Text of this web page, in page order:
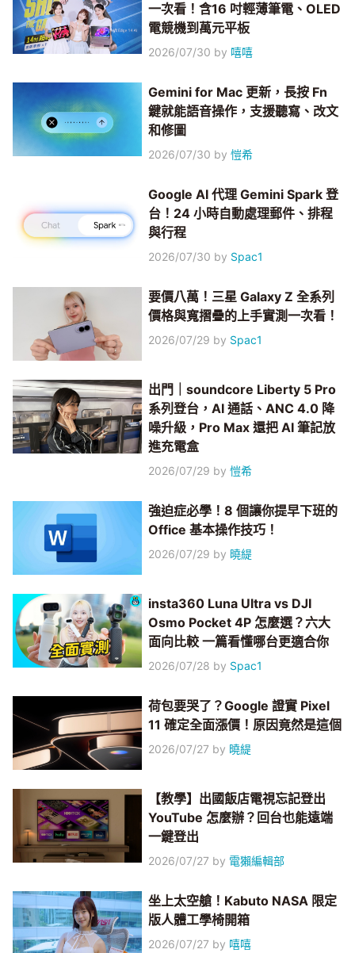
一次看！含16 吋輕薄筆電、OLED
電競機到萬元平板
2026/07/30 by 嘻嘻
Gemini for Mac 更新，長按 Fn
鍵就能語音操作，支援聽寫、改文
和修圖
2026/07/30 by愷希
Google AI 代理 Gemini Spark 登
台！24 小時自動處理郵件、排程
與行程
2026/07/30 by Spac1
要價八萬！三星 Galaxy Z 全系列
價格與寬摺疊的上手實測一次看！
2026/07/29 by Spac1
出門｜soundcore Liberty 5 Pro
系列登台，AI 通話、ANC 4.0 降
噪升級，Pro Max 還把 AI 筆記放
進充電盒
2026/07/29 by愷希
強迫症必學！8 個讓你提早下班的
Office 基本操作技巧！
2026/07/29 by 曉緹
insta360 Luna Ultra vs DJI
Osmo Pocket 4P 怎麼選？六大
面向比較 一篇看懂哪台更適合你
2026/07/28 by Spac1
荷包要哭了？Google 證實 Pixel
11 確定全面漲價！原因竟然是這個
2026/07/27 by 曉緹
【教學】出國飯店電視忘記登出
YouTube 怎麼辦？回台也能遠端
一鍵登出
2026/07/27 by 電獺編輯部
坐上太空艙！Kabuto NASA 限定
版人體工學椅開箱
2026/07/27 by 嘻嘻